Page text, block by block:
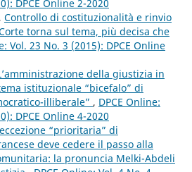
DPCE Online 2-2020
Controllo di costituzionalità e rinvio
torna sul tema, più decisa che
Vol. 23 No. 3 (2015): DPCE Online
della giustizia in
istituzionale “bicefalo” di
illiberale” , DPCE Online:
DPCE Online 4-2020
“prioritaria” di
deve cedere il passo alla
la pronuncia Melki-Abdeli